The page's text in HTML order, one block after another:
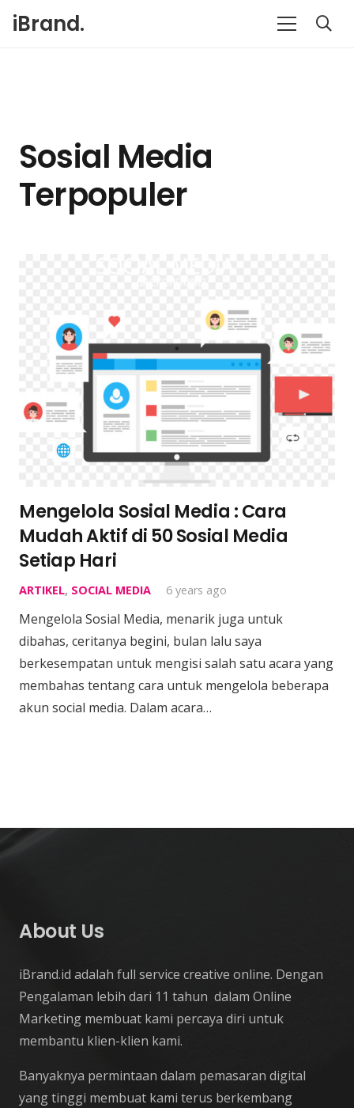
iBrand.
Sosial Media
Terpopuler
Mengelola Sosial Media : Cara
Mudah Aktif di 50 Sosial Media
Setiap Hari
ARTIKEL, SOCIAL MEDIA 6 years ago
Mengelola Sosial Media, menarik juga untuk
dibahas, ceritanya begini, bulan lalu saya
berkesempatan untuk mengisi salah satu acara yang
membahas tentang cara untuk mengelola beberapa
akun social media. Dalam acara…
About Us
iBrand.id adalah full service creative online. Dengan
Pengalaman lebih dari 11 tahun dalam Online
Marketing membuat kami percaya diri untuk
membantu klien-klien kami.
Banyaknya permintaan dalam pemasaran digital
yang tinggi membuat kami terus berkembang